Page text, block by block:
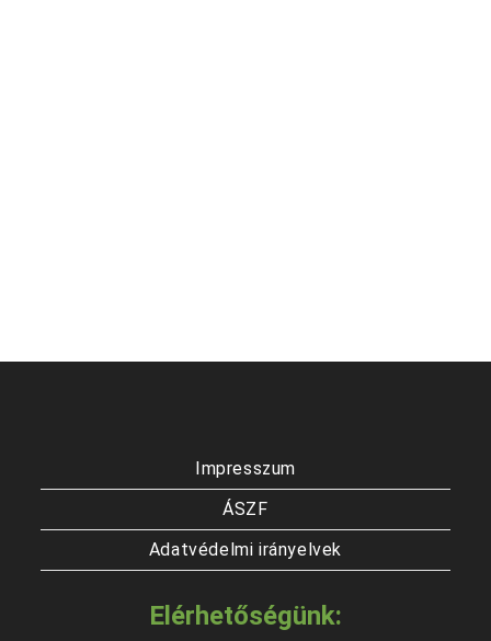
Impresszum
ÁSZF
Adatvédelmi irányelvek
Elérhetőségünk: